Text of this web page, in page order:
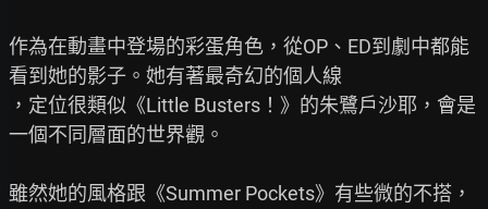
作為在動畫中登場的彩蛋角色，從OP、ED到劇中都能
看到她的影子。她有著最奇幻的個人線
，定位很類似《Little Busters！》的朱鷺戶沙耶，會是
一個不同層面的世界觀。
雖然她的風格跟《Summer Pockets》有些微的不搭，